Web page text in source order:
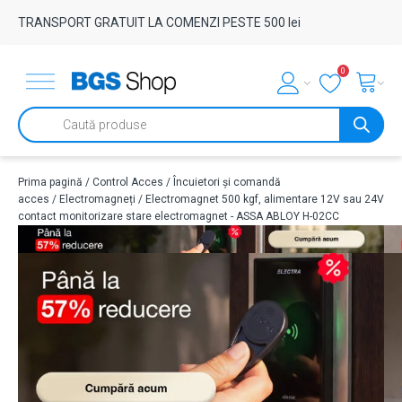
TRANSPORT GRATUIT LA COMENZI PESTE 500 lei
0
Products
search
Prima pagină / Control Acces / Încuietori și comandă
acces / Electromagneți / Electromagnet 500 kgf, alimentare 12V sau 24V
contact monitorizare stare electromagnet - ASSA ABLOY H-02CC